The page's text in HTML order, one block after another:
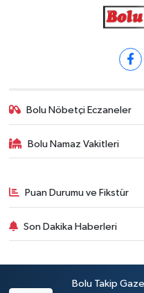
Bolu Nöbetçi Eczaneler
Bolu Namaz Vakitleri
Puan Durumu ve Fikstür
Son Dakika Haberleri
Bolu Takip